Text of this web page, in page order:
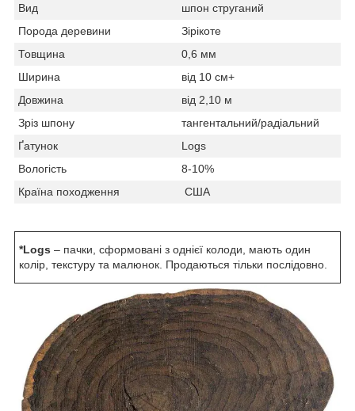
Вид
шпон струганий
Порода деревини
Зірікоте
Товщина
0,6 мм
Ширина
від 10 см+
Довжина
від 2,10 м
Зріз шпону
тангентальний/радіальний
Ґатунок
Logs
Вологість
8-10%
Країна походження
США
*Logs – пачки, сформовані з однієї колоди, мають один
колір, текстуру та малюнок. Продаються тільки послідовно.